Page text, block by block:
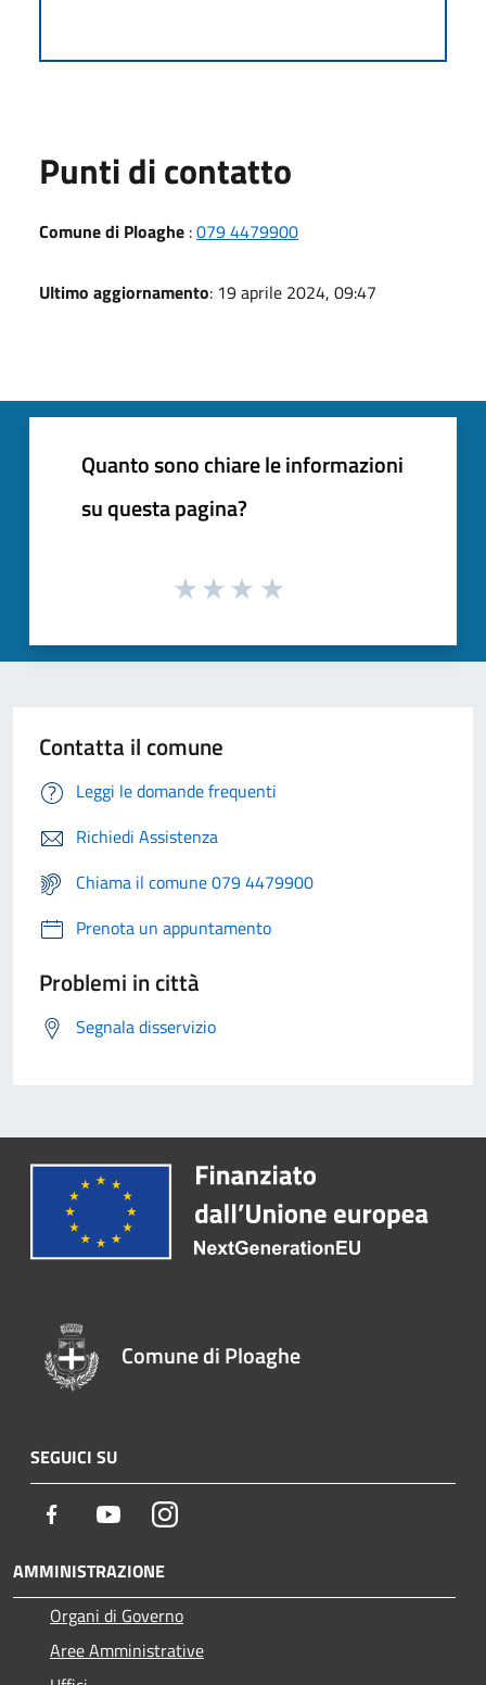
Punti di contatto
Comune di Ploaghe :079 4479900
Ultimo aggiornamento: 19 aprile 2024, 09:47
Quanto sono chiare le informazioni
su questa pagina?
Contatta il comune
Leggi le domande frequenti
Richiedi Assistenza
Chiama il comune 079 4479900
Prenota un appuntamento
Problemi in città
Segnala disservizio
Comune di Ploaghe
SEGUICI SU
Facebook YoutubeInstagram
AMMINISTRAZIONE
Organi di Governo
Aree Amministrative